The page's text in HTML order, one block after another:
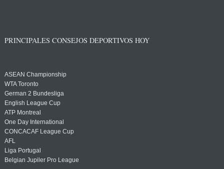
PRINCIPALES CONSEJOS DEPORTIVOS HOY
ASEAN Championship
WTA Toronto
German 2 Bundesliga
English League Cup
ATP Montreal
One Day International
CONCACAF League Cup
AFL
Liga Portugal
Belgian Jupiler Pro League